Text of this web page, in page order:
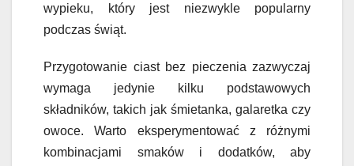
wypieku, który jest niezwykle popularny
podczas świąt.
Przygotowanie ciast bez pieczenia zazwyczaj
wymaga jedynie kilku podstawowych
składników, takich jak śmietanka, galaretka czy
owoce. Warto eksperymentować z różnymi
kombinacjami smaków i dodatków, aby